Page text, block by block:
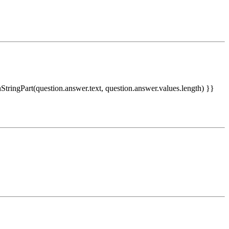
question.answer.values.length) }}